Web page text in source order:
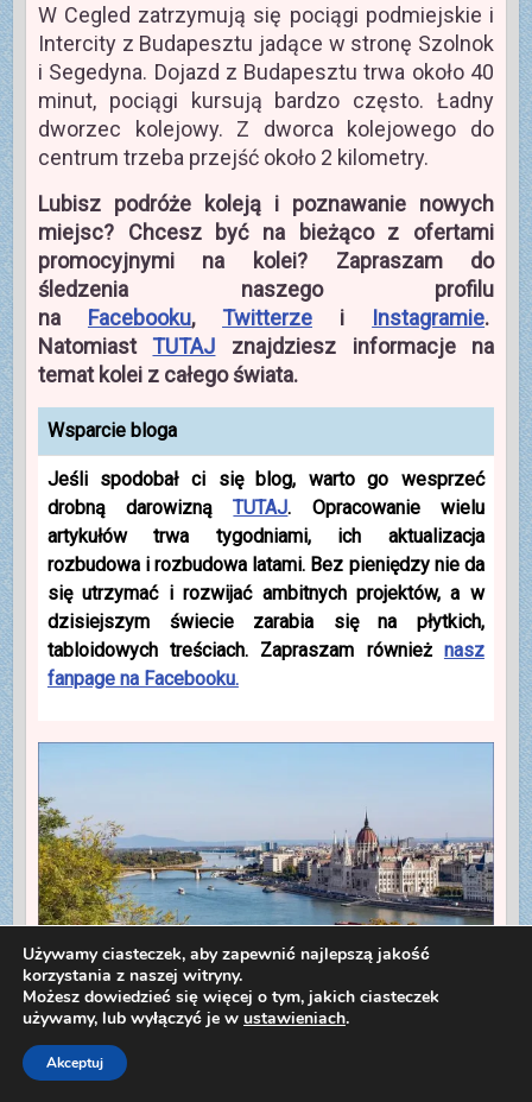
W Cegled zatrzymują się pociągi podmiejskie i
Intercity z Budapesztu jadące w stronę Szolnok
i Segedyna. Dojazd z Budapesztu trwa około 40
minut, pociągi kursują bardzo często. Ładny
dworzec kolejowy. Z dworca kolejowego do
centrum trzeba przejść około 2 kilometry.
Lubisz podróże koleją i poznawanie nowych
miejsc? Chcesz być na bieżąco z ofertami
promocyjnymi na kolei? Zapraszam do
śledzenia naszego profilu
na Facebooku, Twitterze i Instagramie.
Natomiast TUTAJ znajdziesz informacje na
temat kolei z całego świata.
Wsparcie bloga
Jeśli spodobał ci się blog, warto go wesprzeć
drobną darowiznąTUTAJ. Opracowanie wielu
artykułów trwa tygodniami, ich aktualizacja
rozbudowa i rozbudowa latami. Bez pieniędzy nie da
się utrzymać i rozwijać ambitnych projektów, a w
dzisiejszym świecie zarabia się na płytkich,
tabloidowych treściach. Zapraszam również nasz
fanpage na Facebooku.
Budapeszt (fot. Jstolp, Pixabay.com)
Używamy ciasteczek, aby zapewnić najlepszą jakość
korzystania z naszej witryny.
Możesz dowiedzieć się więcej o tym, jakich ciasteczek
używamy, lub wyłączyć je w ustawieniach.
Akceptuj